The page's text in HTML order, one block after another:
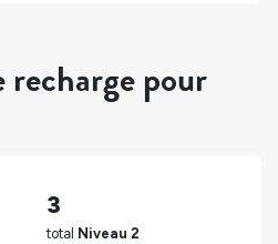
pour
3
total Niveau 2